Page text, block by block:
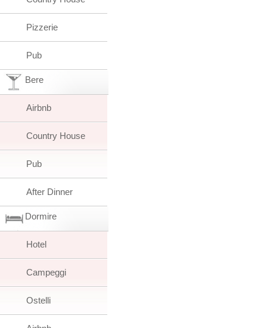
Pizzerie
Pub
Bere
Airbnb
Country House
Pub
After Dinner
Dormire
Hotel
Campeggi
Ostelli